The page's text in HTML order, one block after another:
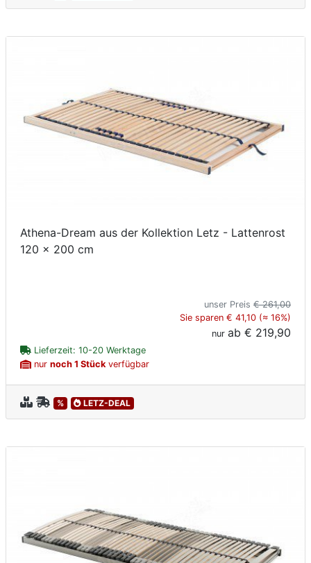
Athena-Dream aus der Kollektion Letz - Lattenrost
120 x 200 cm
unser Preis € 261,00
Sie sparen € 41,10 (≈ 16%)
nur ab € 219,90
Lieferzeit: 10-20 Werktage
nur noch 1 Stückverfügbar
% LETZ-DEAL